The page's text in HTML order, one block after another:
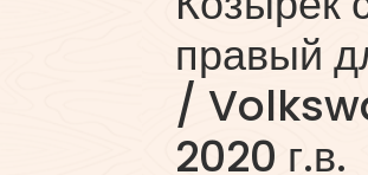
правый
/
2020 г.в.